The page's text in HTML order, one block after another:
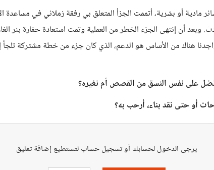
مادية أو بشرية، أتممت الجزأ المتعلق بي رفقة زملائي في مساعدة
أن إنتهى الجزء الخطر من العملية وتمت استعادة حفارة بئر
هناك من الأساس هو الدعم، الذي كان جزء من خطة مشتركة تلجأ
على نفس النسق من القصص أم نغيره؟
أو حتى نقد بناء، أرحب به؟
يرجى الدخول لحسابك أو تسجيل حساب لتستطيع إضافة تعليق